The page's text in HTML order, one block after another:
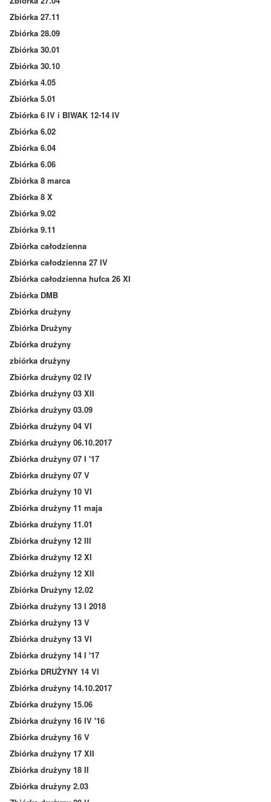
Zbiórka 27.11
Zbiórka 28.09
Zbiórka 30.01
Zbiórka 30.10
Zbiórka 4.05
Zbiórka 5.01
Zbiórka 6 IV i BIWAK 12-14 IV
Zbiórka 6.02
Zbiórka 6.04
Zbiórka 6.06
Zbiórka 8 marca
Zbiórka 8 X
Zbiórka 9.02
Zbiórka 9.11
Zbiórka całodzienna
Zbiórka całodzienna 27 IV
Zbiórka całodzienna hufca 26 XI
Zbiórka DMB
Zbiórka drużyny
Zbiórka Drużyny
Zbiórka drużyny
zbiórka drużyny
Zbiórka drużyny 02 IV
Zbiórka drużyny 03 XII
Zbiórka drużyny 03.09
Zbiórka drużyny 04 VI
Zbiórka drużyny 06.10.2017
Zbiórka drużyny 07 I '17
Zbiórka drużyny 07 V
Zbiórka drużyny 10 VI
Zbiórka drużyny 11 maja
Zbiórka drużyny 11.01
Zbiórka drużyny 12 III
Zbiórka drużyny 12 XI
Zbiórka drużyny 12 XII
Zbiórka Drużyny 12.02
Zbiórka drużyny 13 I 2018
Zbiórka drużyny 13 V
Zbiórka drużyny 13 VI
Zbiórka drużyny 14 I '17
Zbiórka DRUŻYNY 14 VI
Zbiórka drużyny 14.10.2017
Zbiórka drużyny 15.06
Zbiórka drużyny 16 IV '16
Zbiórka drużyny 16 V
Zbiórka drużyny 17 XII
Zbiórka drużyny 18 II
Zbiórka drużyny 2.03